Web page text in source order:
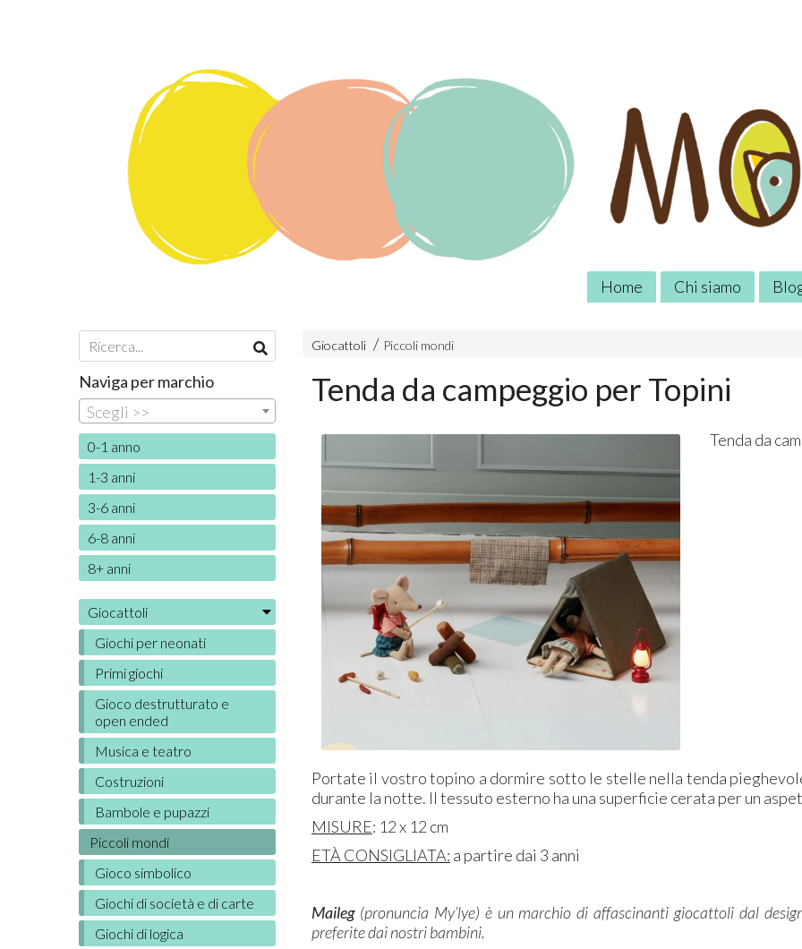
Home Chi siamo
Giocattoli Piccoli mondi
Tenda da campeggio per Topini
Tenda da
Portate il vostro topino a dormire sotto le stelle nella tenda
durante la notte. Il tessuto esterno ha una superficie cerata per un
MISURE: 12 x 12 cm
ETÀ CONSIGLIATA: a partire dai 3 anni
Maileg (pronuncia My’lye) è un marchio di affascinanti giocattoli dal
preferite dai nostri bambini.
Naviga per marchio
Scegli >>
0-1 anno
1-3 anni
3-6 anni
6-8 anni
8+ anni
Giocattoli
Giochi per neonati
Primi giochi
Gioco destrutturato e
open ended
Musica e teatro
Costruzioni
Bambole e pupazzi
Piccoli mondi
Gioco simbolico
Giochi di società e di carte
Giochi di logica